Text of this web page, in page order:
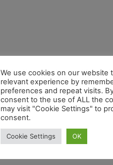
We use cookies on our website
relevant experience by
preferences and repeat visits.
consent to the use of ALL the
may visit "Cookie Settings" to
consent.
Cookie Settings OK